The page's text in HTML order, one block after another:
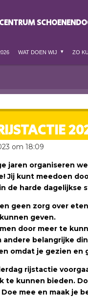
WAT DOEN WIJ ZO
om 18:09
jaren organiseren
Jij kunt meedoen
de harde
geen zorg over
geven.
door meer te
andere belangrijke
omdat je gezien en
rijstactie
te kunnen bieden.
mee en maak je